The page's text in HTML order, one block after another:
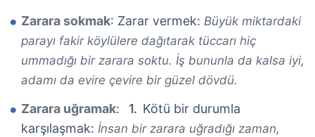
Zarara sokmak: Zarar vermek: Büyük miktardaki
parayı fakir köylülere dağıtarak tüccarı hiç
ummadığı bir zarara soktu. İş bununla da kalsa iyi,
adamı da evire çevire bir güzel dövdü.
Zarara uğramak:
Kötü bir durumla
karşılaşmak: İnsan bir zarara uğradığı zaman,